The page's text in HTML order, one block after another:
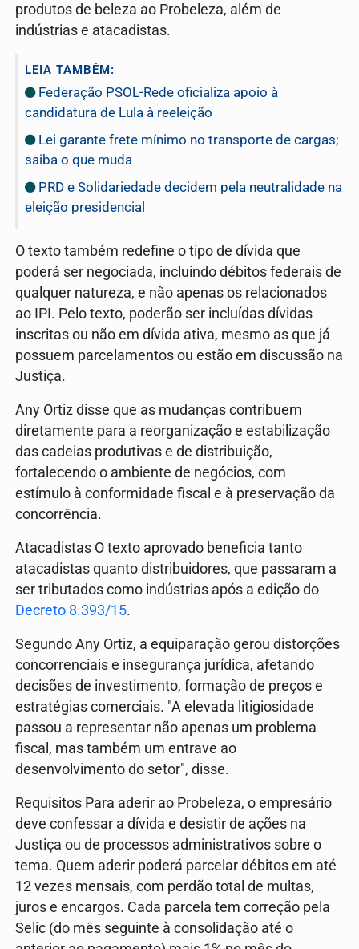
produtos de beleza ao Probeleza, além de
indústrias e atacadistas.
LEIA TAMBÉM:
Federação PSOL-Rede oficializa apoio à
candidatura de Lula à reeleição
Lei garante frete mínimo no transporte de cargas;
saiba o que muda
PRD e Solidariedade decidem pela neutralidade na
eleição presidencial
O texto também redefine o tipo de dívida que
poderá ser negociada, incluindo débitos federais de
qualquer natureza, e não apenas os relacionados
ao IPI. Pelo texto, poderão ser incluídas dívidas
inscritas ou não em dívida ativa, mesmo as que já
possuem parcelamentos ou estão em discussão na
Justiça.
Any Ortiz disse que as mudanças contribuem
diretamente para a reorganização e estabilização
das cadeias produtivas e de distribuição,
fortalecendo o ambiente de negócios, com
estímulo à conformidade fiscal e à preservação da
concorrência.
Atacadistas O texto aprovado beneficia tanto
atacadistas quanto distribuidores, que passaram a
ser tributados como indústrias após a edição do
Decreto 8.393/15.
Segundo Any Ortiz, a equiparação gerou distorções
concorrenciais e insegurança jurídica, afetando
decisões de investimento, formação de preços e
estratégias comerciais. "A elevada litigiosidade
passou a representar não apenas um problema
fiscal, mas também um entrave ao
desenvolvimento do setor", disse.
Requisitos Para aderir ao Probeleza, o empresário
deve confessar a dívida e desistir de ações na
Justiça ou de processos administrativos sobre o
tema. Quem aderir poderá parcelar débitos em até
12 vezes mensais, com perdão total de multas,
juros e encargos. Cada parcela tem correção pela
Selic (do mês seguinte à consolidação até o